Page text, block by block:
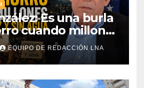
Es una burla
cuando millones
y sin agua
EQUIPO DE REDACCIÓN LNA